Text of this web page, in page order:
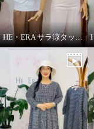
ヘ・エラ はっ水 大人美
HE・ERA サラ涼タッチ ペチパンツ